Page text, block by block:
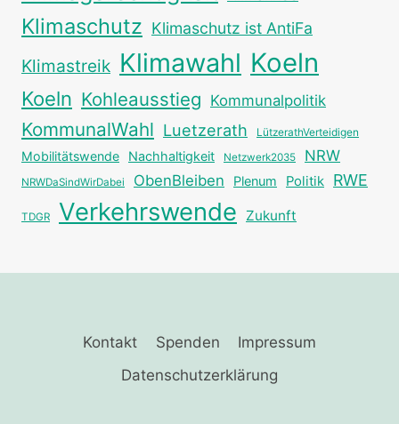
Klimaschutz Klimaschutz ist AntiFa
Klimastreik Klimawahl Koeln
Koeln Kohleausstieg Kommunalpolitik
KommunalWahl Luetzerath LützerathVerteidigen
Mobilitätswende Nachhaltigkeit Netzwerk2035 NRW
NRWDaSindWirDabei ObenBleiben Plenum Politik RWE
TDGR Verkehrswende Zukunft
Kontakt Spenden
Impressum
Datenschutzerklärung